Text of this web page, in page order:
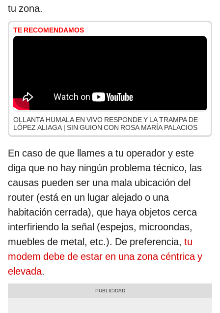
tu zona.
TE RECOMENDAMOS
OLLANTA HUMALA EN VIVO RESPONDE Y LA TRAMPA DE
LÓPEZ ALIAGA | SIN GUION CON ROSA MARÍA PALACIOS
En caso de que llames a tu operador y este
diga que no hay ningún problema técnico, las
causas pueden ser una mala ubicación del
router (está en un lugar alejado o una
habitación cerrada), que haya objetos cerca
interfiriendo la señal (espejos, microondas,
muebles de metal, etc.). De preferencia, tu
modem debe de estar en una zona céntrica y
elevada.